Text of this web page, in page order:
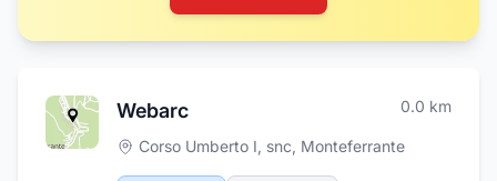
Webarc 0.0 km
Corso Umberto I, snc, Monteferrante